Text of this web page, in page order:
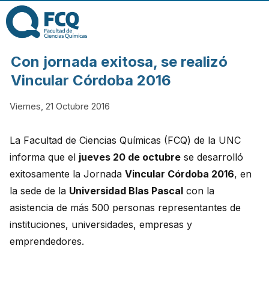
FACULTAD DE
CIENCIAS
QUÍMICAS DE
LA
UNIVERSIDAD
NACIONAL DE
CÓRDOBA
Con jornada exitosa, se realizó
Vincular Córdoba 2016
Viernes, 21 Octubre 2016
La Facultad de Ciencias Químicas (FCQ) de la UNC
informa que el jueves 20 de octubre se desarrolló
exitosamente la Jornada Vincular Córdoba 2016, en
la sede de la Universidad Blas Pascal con la
asistencia de más 500 personas representantes de
instituciones, universidades, empresas y
emprendedores.